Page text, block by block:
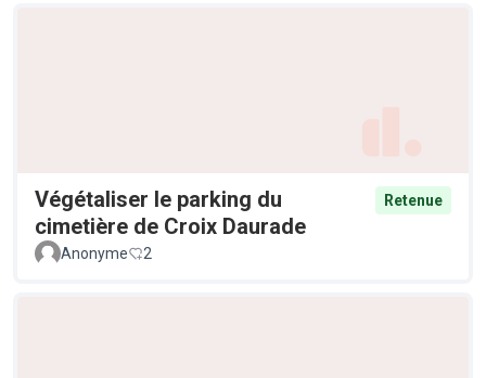
Végétaliser le parking du
cimetière de Croix Daurade
Retenue
Anonyme 2